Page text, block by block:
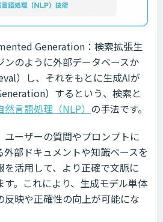
Generation：検索拡張生
ンのように外部データベースか
）し、それをもとに生成AIが
）するという、検索と
然言語処理（NLP） の手法です。
ユーザーの質問やプロンプトに
部ドキュメントや知識ベースを
活用して、より正確で文脈に
。これにより、生成モデル単体
反映や正確性の向上が可能にな